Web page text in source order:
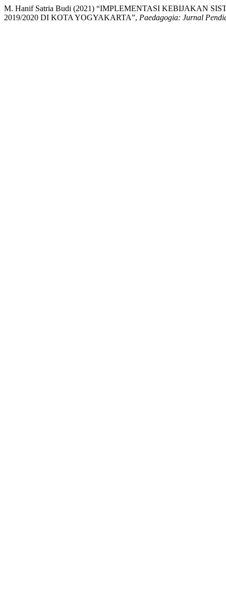
M. Hanif Satria Budi (2021) “IMPLEMENTASI KEBIJAKAN
2019/2020 DI KOTA YOGYAKARTA”, Paedagogia: Jurnal